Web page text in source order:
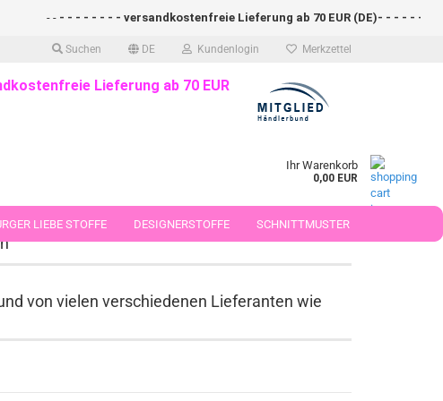
Suchen DE Kundenlogin Merkzettel
- - - - - - - - versandkostenfreie Lieferung ab 70 EUR (DE)- - - - - - - -
Lieferung ab 70 EUR
Ihr Warenkorb
0,00 EUR
LIEBE STOFFE DESIGNERSTOFFE SCHNITTMUSTER
25 UND 50 CM
von vielen verschiedenen Lieferanten wie